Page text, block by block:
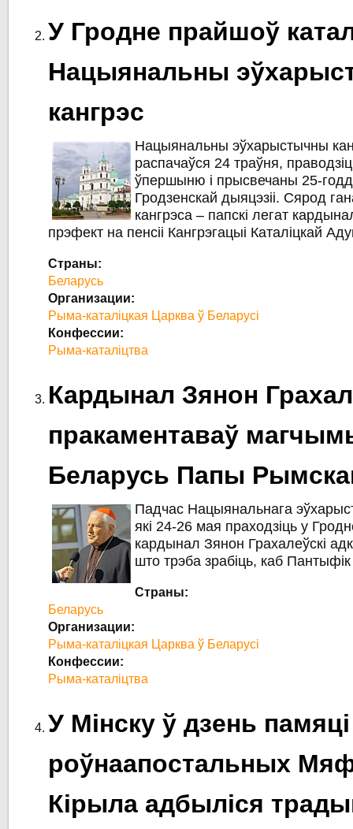
У Гродне прайшоў
Нацыянальны
кангрэс
Нацыянальны эўхарыстычны
распачаўся 24 траўня,
ўпершыню і прысвечаны 25-
Гродзенскай дыяцэзіі. Сярод
кангрэса – папскі легат
прэфект на пенсіі Кангрэгацыі Каталіцкай
Страны:
Беларусь
Организации:
Рыма-каталіцкая Царква ў Беларусі
Конфессии:
Рыма-каталіцтва
Кардынал Зянон
пракаментаваў
Беларусь Папы
Падчас Нацыянальнага
які 24-26 мая праходзіць у
кардынал Зянон Грахалеўскі
што трэба зрабіць, каб
Страны:
Беларусь
Организации:
Рыма-каталіцкая Царква ў Беларусі
Конфессии:
Рыма-каталіцтва
У Мінску ў дзень памяці
роўнаапостальных
Кірыла адбыліся